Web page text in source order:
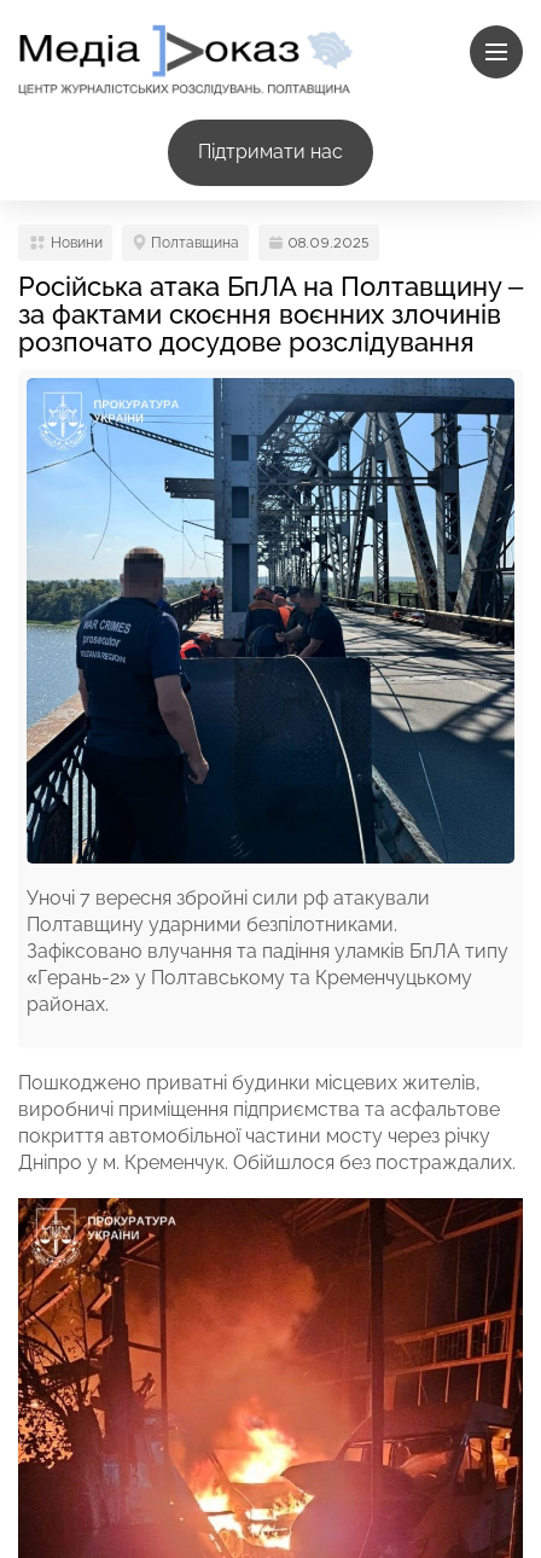
Підтримати нас
Новини Полтавщина 08.09.2025
Російська атака БпЛА на Полтавщину –
за фактами скоєння воєнних злочинів
розпочато досудове розслідування
Уночі 7 вересня збройні сили рф атакували
Полтавщину ударними безпілотниками.
Зафіксовано влучання та падіння уламків БпЛА типу
«Герань-2» у Полтавському та Кременчуцькому
районах.
Пошкоджено приватні будинки місцевих жителів,
виробничі приміщення підприємства та асфальтове
покриття автомобільної частини мосту через річку
Дніпро у м. Кременчук. Обійшлося без постраждалих.